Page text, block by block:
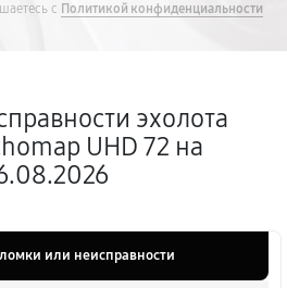
с Политикой конфиденциальности
эхолота
UHD 72 на
или неисправности